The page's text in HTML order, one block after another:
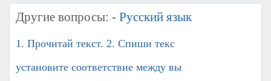
Другие вопросы: - Русский язык
1. Прочитай текст. 2. Спиши текс
установите соответствие между вы